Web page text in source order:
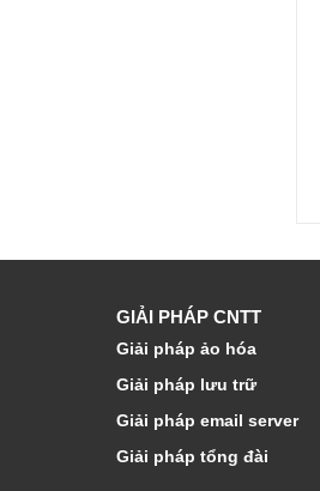
GIẢI PHÁP CNTT
Giải pháp ảo hóa
Giải pháp lưu trữ
Giải pháp email server
Giải pháp tổng đài